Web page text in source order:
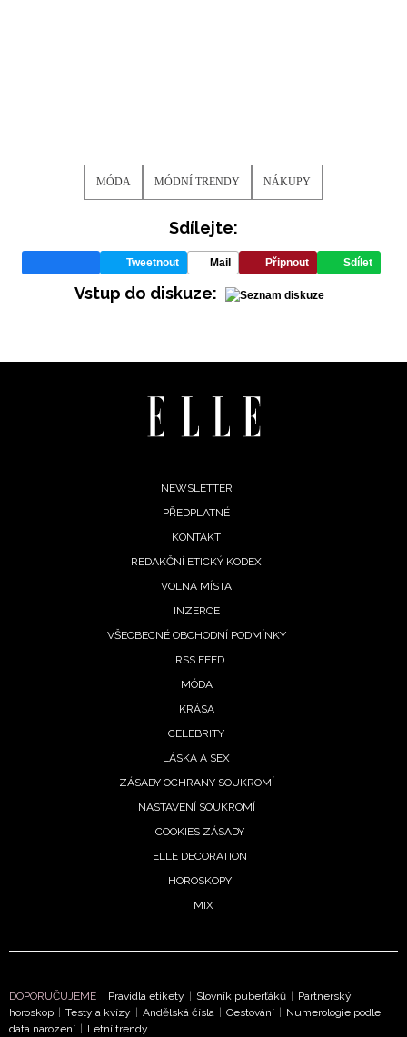
MÓDA MÓDNÍ TRENDY NÁKUPY
Sdílejte:
Tweetnout Mail Připnout Sdílet
Vstup do diskuze:
NEWSLETTER
PŘEDPLATNÉ
KONTAKT
REDAKČNÍ ETICKÝ KODEX
VOLNÁ MÍSTA
INZERCE
VŠEOBECNÉ OBCHODNÍ PODMÍNKY
RSS FEED
MÓDA
KRÁSA
CELEBRITY
LÁSKA A SEX
ZÁSADY OCHRANY SOUKROMÍ
NASTAVENÍ SOUKROMÍ
COOKIES ZÁSADY
ELLE DECORATION
HOROSKOPY
MIX
DOPORUČUJEME Pravidla etikety | Slovník puberťáků | Partnerský
horoskop | Testy a kvízy | Andělská čísla | Cestování | Numerologie podle
data narození | Letní trendy